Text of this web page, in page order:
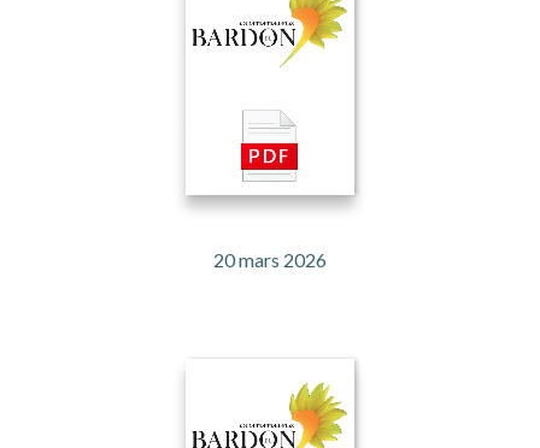
20 mars 2026